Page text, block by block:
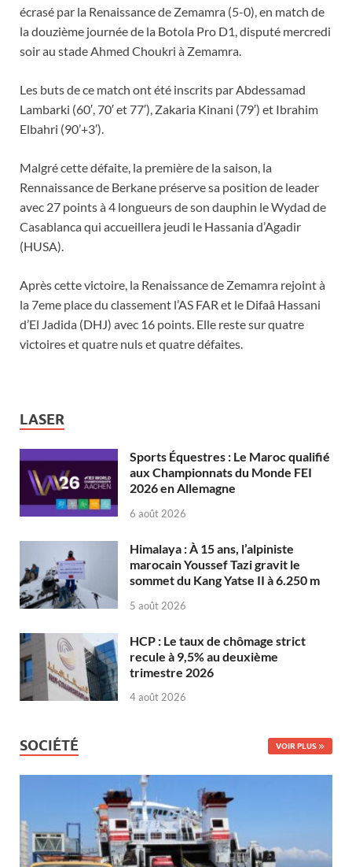
écrasé par la Renaissance de Zemamra (5-0), en match de
la douzième journée de la Botola Pro D1, disputé mercredi
soir au stade Ahmed Choukri à Zemamra.
Les buts de ce match ont été inscrits par Abdessamad
Lambarki (60′, 70′ et 77′), Zakaria Kinani (79′) et Ibrahim
Elbahri (90’+3′).
Malgré cette défaite, la première de la saison, la
Rennaissance de Berkane préserve sa position de leader
avec 27 points à 4 longueurs de son dauphin le Wydad de
Casablanca qui accueillera jeudi le Hassania d’Agadir
(HUSA).
Après cette victoire, la Renaissance de Zemamra rejoint à
la 7eme place du classement l’AS FAR et le Difaâ Hassani
d’El Jadida (DHJ) avec 16 points. Elle reste sur quatre
victoires et quatre nuls et quatre défaites.
LASER
Sports Équestres : Le Maroc qualifié
aux Championnats du Monde FEI
2026 en Allemagne
6 août 2026
Himalaya : À 15 ans, l’alpiniste
marocain Youssef Tazi gravit le
sommet du Kang Yatse II à 6.250 m
5 août 2026
HCP : Le taux de chômage strict
recule à 9,5% au deuxième
trimestre 2026
4 août 2026
SOCIÉTÉ VOIR PLUS